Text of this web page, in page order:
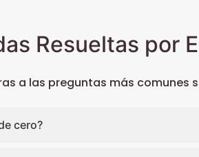
Resueltas por
a las preguntas más comunes
cero?